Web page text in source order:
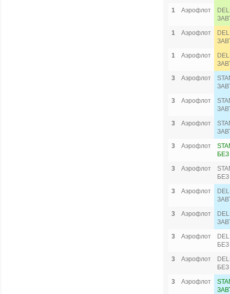
1 Аэрофлот
1
Аэрофлот
1
Аэрофлот
3
Аэрофлот
3
Аэрофлот
3
Аэрофлот
3
Аэрофлот
3
Аэрофлот
3
Аэрофлот
3
Аэрофлот
3
Аэрофлот
3
Аэрофлот
3
Аэрофлот